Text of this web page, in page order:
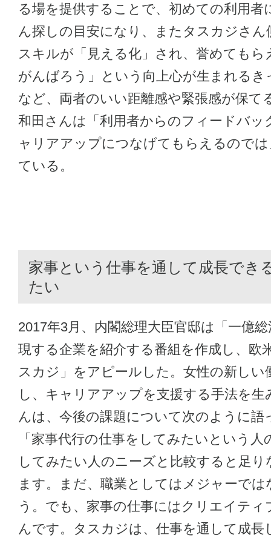
る場を提供することで、初めての利用者
ん探しの目安になり、またタスカジさん
スキルが「見える化」され、誉めてもら
がんばろう」という向上心が生まれる
など、両者のいい距離感や緊張感が保て
和田さんは「利用者からのフィードバッ
ャリアアップにつなげてもらえるので
ている。
家事という仕事を通して成長でき
たい
2017年3月、内閣総理大臣官邸は「一億
現する企業を紹介する番組を作成し、欧
スカジ」をアピールした。女性の新しい
し、キャリアアップを支援する手法を生
んは、今後の課題について次のように語
「家事代行の仕事をしてみたいという人
してみたい人のニーズと比較すると足
ます。まだ、職業としてはメジャーで
う。でも、家事の仕事にはクリエイティ
んです。タスカジは、仕事を通して成長